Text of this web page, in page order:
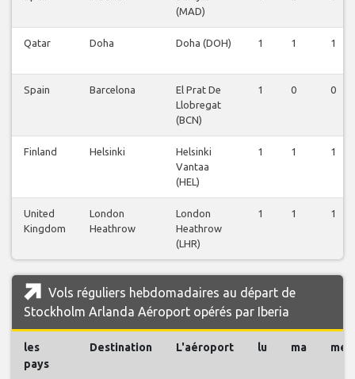
(MAD)
Qatar Doha Doha (DOH) 1 1 1
Spain Barcelona
El Prat De
Llobregat
(BCN)
1 0 0
Finland Helsinki
Helsinki
Vantaa
(HEL)
1 1 1
United
Kingdom
London
Heathrow
London
Heathrow
(LHR)
1 1 1
Vols réguliers hebdomadaires au départ de
Stockholm Arlanda Aéroport opérés par Iberia
les
pays
Destination L'aéroport lu ma me